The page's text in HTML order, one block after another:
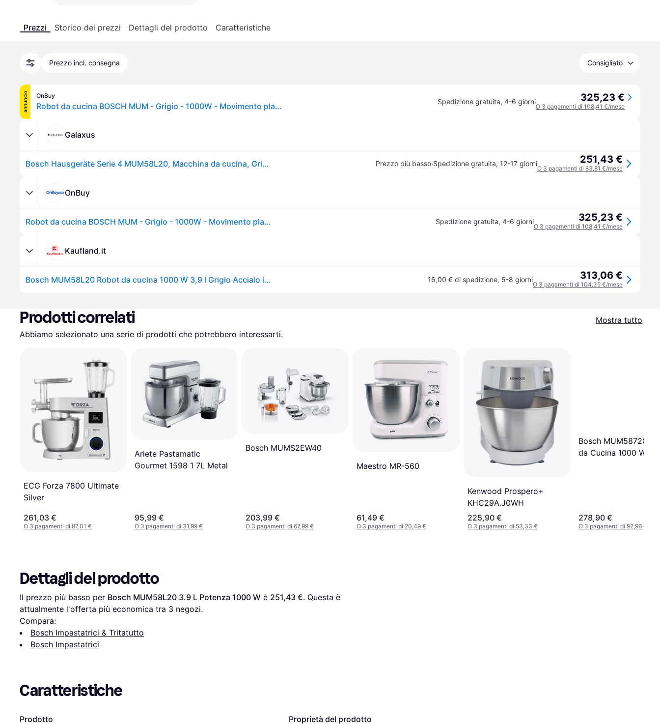
Prezzi Storico dei prezzi Dettagli del prodotto Caratteristiche
Prezzo incl. consegna Consigliato
annuncio OnBuy
Robot da cucina BOSCH MUM - Grigio - 1000W - Movimento planetario 3D - Accessori inclusi Spedizione gratuita, 4-6 giorni 325,23 €
O 3 pagamenti di 108,41 €/mese
Galaxus
Bosch Hausgeräte Serie 4 MUM58L20, Macchina da cucina, Grigio, Argento Prezzo più basso·Spedizione gratuita, 12-17 giorni 251,43 €
O 3 pagamenti di 83,81 €/mese
OnBuy
Robot da cucina BOSCH MUM - Grigio - 1000W - Movimento planetario 3D - Accessori inclusi Spedizione gratuita, 4-6 giorni 325,23 €
O 3 pagamenti di 108,41 €/mese
Kaufland.it
Bosch MUM58L20 Robot da cucina 1000 W 3,9 l Grigio Acciaio inox Bianco 16,00 € di spedizione, 5-8 giorni 313,06 €
O 3 pagamenti di 104,35 €/mese
Prodotti correlati
Mostra tutto
Abbiamo selezionato una serie di prodotti che potrebbero interessarti.
ECG Forza 7800 Ultimate
Silver
261,03 €
O 3 pagamenti di 87,01 €
Ariete Pastamatic
Gourmet 1598 1 7L Metal
95,99 €
O 3 pagamenti di 31,99 €
Bosch MUMS2EW40
203,99 €
O 3 pagamenti di 67,99 €
Maestro MR-560
61,49 €
O 3 pagamenti di 20,49 €
Kenwood Prospero+
KHC29A.J0WH
225,90 €
O 3 pagamenti di 53,33 €
Bosch MUM58720
da Cucina 1000 W
278,90 €
O 3 pagamenti di 92,96 €
Dettagli del prodotto
Il prezzo più basso per Bosch MUM58L20 3.9 L Potenza 1000 W è 251,43 €. Questa è
attualmente l'offerta più economica tra 3 negozi.
Compara:
Bosch Impastatrici & Tritatutto
Bosch Impastatrici
Caratteristiche
Prodotto Proprietà del prodotto